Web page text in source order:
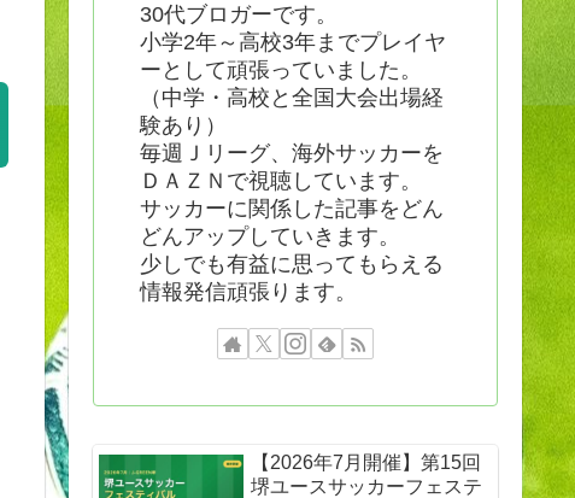
30代ブロガーです。
小学2年～高校3年までプレイヤ
ーとして頑張っていました。
（中学・高校と全国大会出場経
験あり）
毎週Ｊリーグ、海外サッカーを
ＤＡＺＮで視聴しています。
サッカーに関係した記事をどん
どんアップしていきます。
少しでも有益に思ってもらえる
情報発信頑張ります。
【2026年7月開催】第15回
堺ユースサッカーフェステ